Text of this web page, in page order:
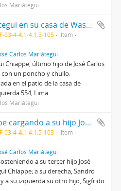
Mariátegui
Javier Mariátegui en su casa de Washington Izquierda (III)
F-03-4-4.1-4.1.5-105
Item
Carlos Mariátegui
Chiappe, último hijo de José Carlos
un poncho y chullo.
en el patio de la casa de
554, Lima.
Mariátegui
Anna Chiappe cargando a su hijo José Carlos M. Chiappe
F-03-4-4.1-4.1.5-103
Item
Carlos Mariátegui
a su tercer hijo José
Chiappe; a su derecha, Sandro
a su izquierda su otro hijo, Sigfrido